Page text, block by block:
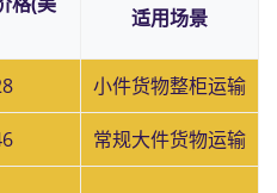
适用场景
小件货物整柜运输
常规大件货物运输